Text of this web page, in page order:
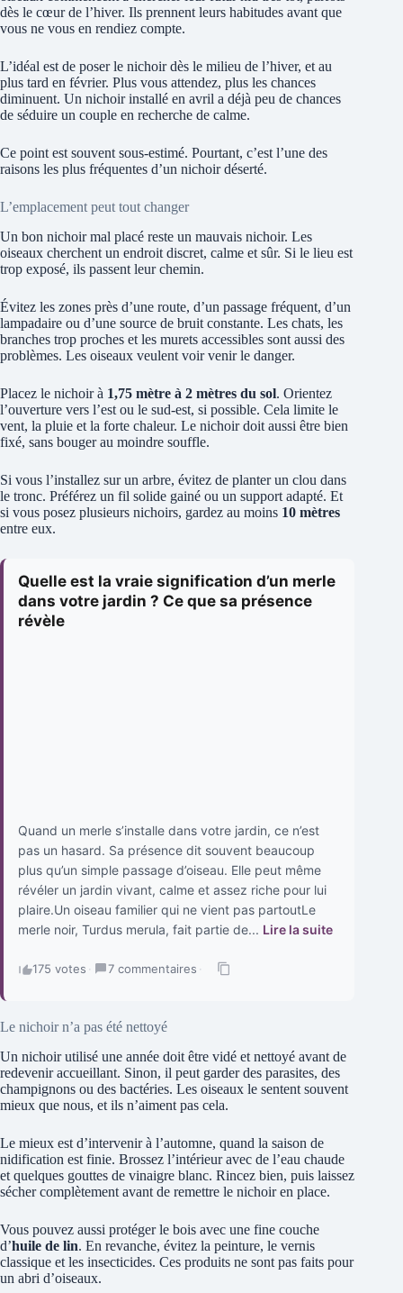
dès le cœur de l’hiver. Ils prennent leurs habitudes avant que
vous ne vous en rendiez compte.
L’idéal est de poser le nichoir dès le milieu de l’hiver, et au
plus tard en février. Plus vous attendez, plus les chances
diminuent. Un nichoir installé en avril a déjà peu de chances
de séduire un couple en recherche de calme.
Ce point est souvent sous-estimé. Pourtant, c’est l’une des
raisons les plus fréquentes d’un nichoir déserté.
L’emplacement peut tout changer
Un bon nichoir mal placé reste un mauvais nichoir. Les
oiseaux cherchent un endroit discret, calme et sûr. Si le lieu est
trop exposé, ils passent leur chemin.
Évitez les zones près d’une route, d’un passage fréquent, d’un
lampadaire ou d’une source de bruit constante. Les chats, les
branches trop proches et les murets accessibles sont aussi des
problèmes. Les oiseaux veulent voir venir le danger.
Placez le nichoir à 1,75 mètre à 2 mètres du sol. Orientez
l’ouverture vers l’est ou le sud-est, si possible. Cela limite le
vent, la pluie et la forte chaleur. Le nichoir doit aussi être bien
fixé, sans bouger au moindre souffle.
Si vous l’installez sur un arbre, évitez de planter un clou dans
le tronc. Préférez un fil solide gainé ou un support adapté. Et
si vous posez plusieurs nichoirs, gardez au moins 10 mètres
entre eux.
Quelle est la vraie signification d’un merle
dans votre jardin ? Ce que sa présence
révèle
Quand un merle s’installe dans votre jardin, ce n’est
pas un hasard. Sa présence dit souvent beaucoup
plus qu’un simple passage d’oiseau. Elle peut même
révéler un jardin vivant, calme et assez riche pour lui
plaire.Un oiseau familier qui ne vient pas partoutLe
merle noir, Turdus merula, fait partie de... Lire la suite
175 votes · 7 commentaires ·
Le nichoir n’a pas été nettoyé
Un nichoir utilisé une année doit être vidé et nettoyé avant de
redevenir accueillant. Sinon, il peut garder des parasites, des
champignons ou des bactéries. Les oiseaux le sentent souvent
mieux que nous, et ils n’aiment pas cela.
Le mieux est d’intervenir à l’automne, quand la saison de
nidification est finie. Brossez l’intérieur avec de l’eau chaude
et quelques gouttes de vinaigre blanc. Rincez bien, puis laissez
sécher complètement avant de remettre le nichoir en place.
Vous pouvez aussi protéger le bois avec une fine couche
d’huile de lin. En revanche, évitez la peinture, le vernis
classique et les insecticides. Ces produits ne sont pas faits pour
un abri d’oiseaux.